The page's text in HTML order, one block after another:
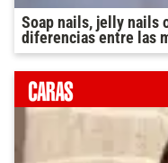
Soap nails, jelly nails
diferencias entre las